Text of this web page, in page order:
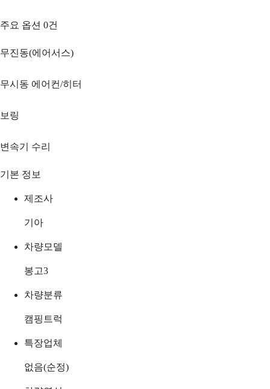
주요 옵션 0건
무진동(에어서스)
무시동 에어컨/히터
보링
변속기 수리
기본 정보
제조사
기아
차량모델
봉고3
차량분류
캠핑트럭
특장업체
없음(순정)